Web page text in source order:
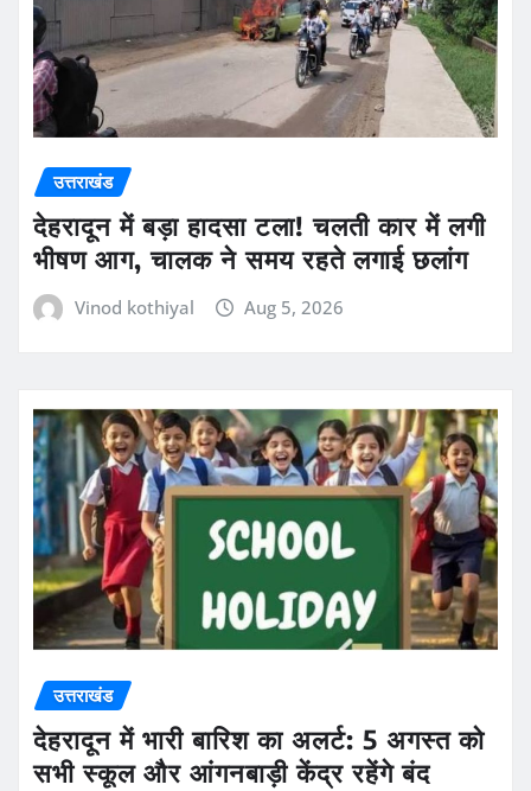
उत्तराखंड
देहरादून में बड़ा हादसा टला! चलती कार में लगी
भीषण आग, चालक ने समय रहते लगाई छलांग
Vinod kothiyal Aug 5, 2026
उत्तराखंड
देहरादून में भारी बारिश का अलर्ट: 5 अगस्त को
सभी स्कूल और आंगनबाड़ी केंद्र रहेंगे बंद